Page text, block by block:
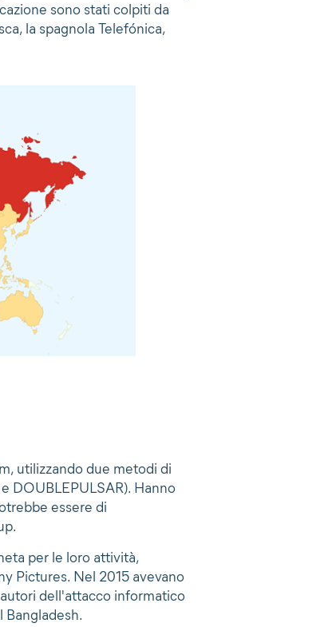
sono stati colpiti da
la spagnola Telefónica,
utilizzando due metodi di
DOUBLEPULSAR). Hanno
essere di
per le loro attività,
Pictures. Nel 2015 avevano
dell'attacco informatico
Bangladesh.